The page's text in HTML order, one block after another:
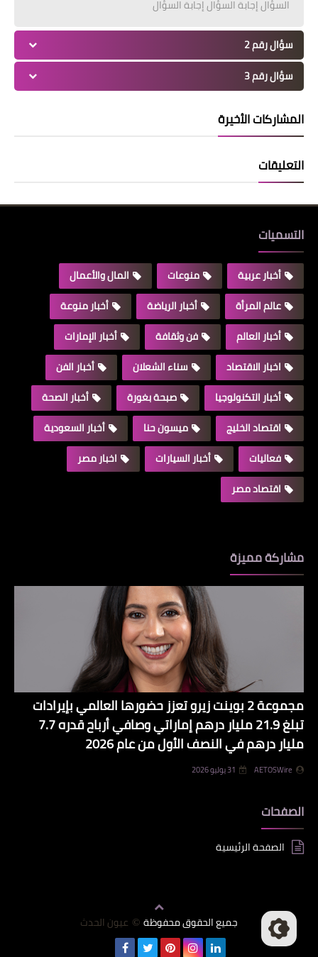
السؤال إجابة السؤال إجابة السؤال
سؤال رقم 2
سؤال رقم 3
المشاركات الأخيرة
التعليقات
التسميات
أخبار عربية منوعات
المال والأعمال
عالم المرأة
أخبار الرياضة
أخبار منوعة
أخبار العالم
فن وثقافة
أخبار الإمارات
اخبار الاقتصاد
سناء الشعلان
أخبار الفن
أخبار التكنولوجيا
صبحة بغورة
أخبار الصحة
اقتصاد الخليج
ميسون حنا
أخبار السعودية
فعاليات
أخبار السيارات
اخبار مصر
اقتصاد مصر
مشاركة مميزة
مجموعة 2 بوينت زيرو تعزز حضورها العالمي بإيرادات
تبلغ 21.9 مليار درهم إماراتي وصافي أرباح قدره 7.7
مليار درهم في النصف الأول من عام 2026
AETOSWire 31 يوليو 2026
الصفحات
الصفحة الرئيسية
جميع الحقوق محفوظة © عيون الحدث